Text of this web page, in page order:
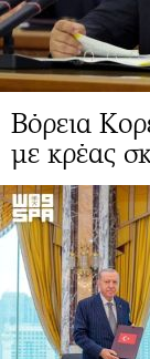
Βόρεια
με κρέας